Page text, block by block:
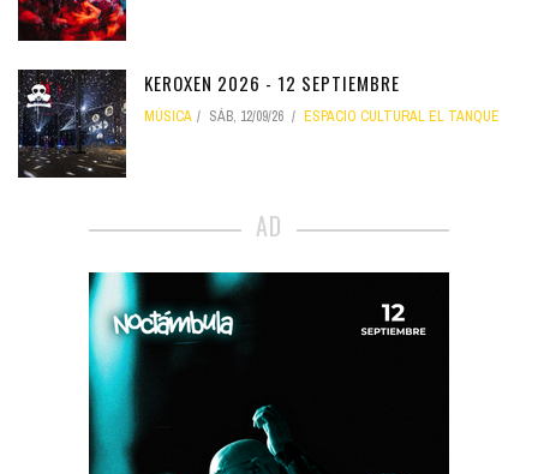
KEROXEN 2026 - 12 SEPTIEMBRE
MÚSICA SÁB, 12/09/26 ESPACIO CULTURAL EL TANQUE
AD